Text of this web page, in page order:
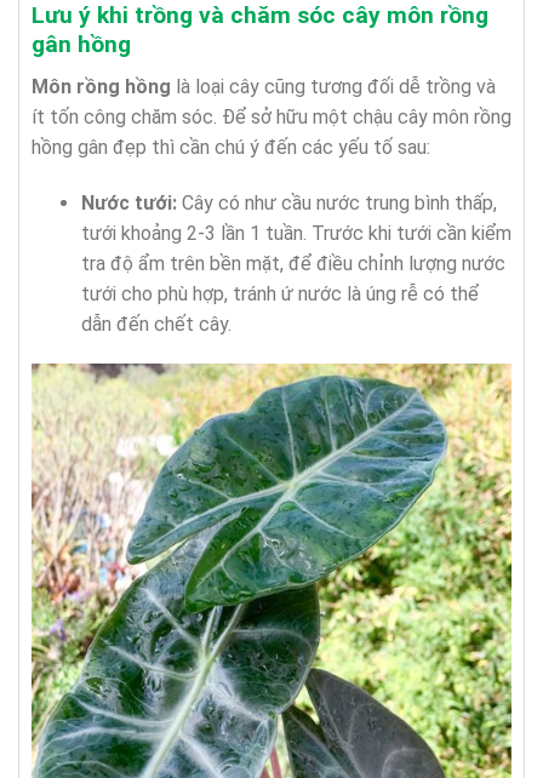
Lưu ý khi trồng và chăm sóc cây môn rồng
gân hồng
Môn rồng hồng là loại cây cũng tương đối dễ trồng và
ít tốn công chăm sóc. Để sở hữu một chậu cây môn rồng
hồng gân đẹp thì cần chú ý đến các yếu tố sau:
Nước tưới:Cây có như cầu nước trung bình thấp,
tưới khoảng 2-3 lần 1 tuần. Trước khi tưới cần kiểm
tra độ ẩm trên bền mặt, để điều chỉnh lượng nước
tưới cho phù hợp, tránh ứ nước là úng rễ có thể
dẫn đến chết cây.